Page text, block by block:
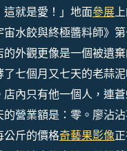
就是愛！」地面參展
宙水餃與終極醬料師》
外觀更像是一個被遺
七個月又七天的老蒜
店內只有他一個人，連
的營業額是：零。廖沾
公斤的價格奇藝果影像